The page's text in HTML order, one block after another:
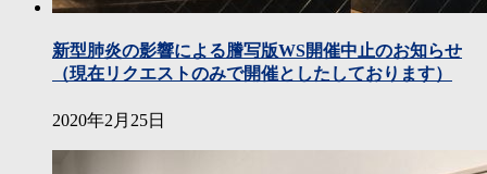
新型肺炎の影響による謄写版WS開催中止のお知らせ
（現在リクエストのみで開催としたしております）
2020年2月25日